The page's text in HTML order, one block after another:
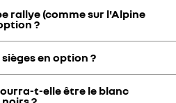
techniques et la liste
la fiche technique de votre page
rallye (comme sur l'Alpine
?
en option ?
en version 2 places. Il y a
t-elle être le blanc